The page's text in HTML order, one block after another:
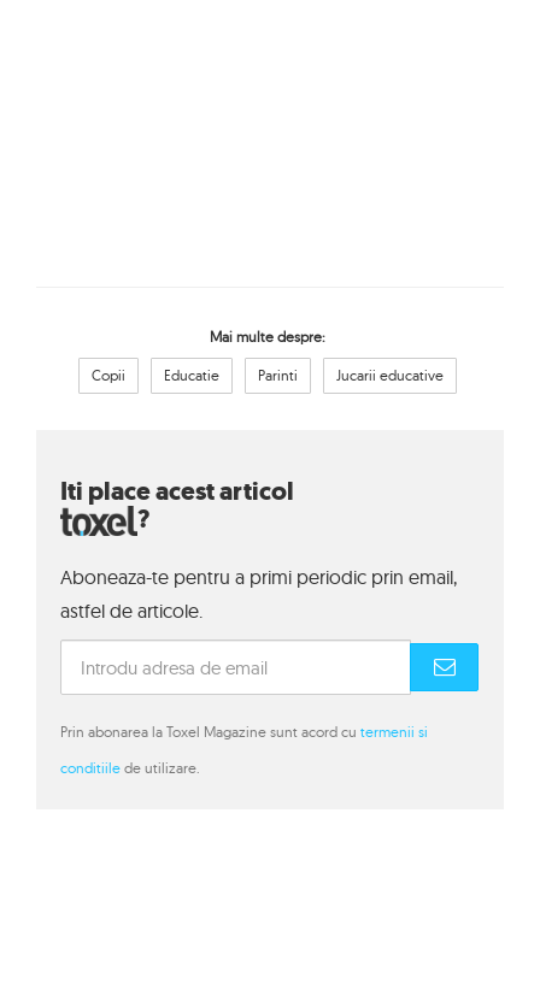
Mai multe despre:
Copii Educatie Parinti Jucarii educative
Iti place acest articol
?
Aboneaza-te pentru a primi periodic prin email,
astfel de articole.
Prin abonarea la Toxel Magazine sunt acord cu termenii si
conditiile de utilizare.